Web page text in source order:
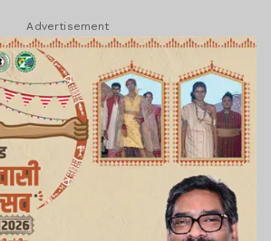
Advertisement